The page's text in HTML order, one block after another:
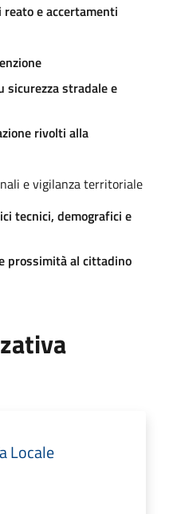
e accertamenti
sicurezza stradale e
rivolti alla
e vigilanza territoriale
tecnici, demografici e
prossimità al cittadino
Locale